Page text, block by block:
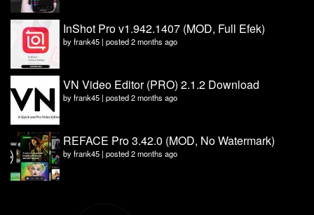
InShot Pro v1.942.1407 (MOD, Full Efek)
byfrank45 | posted 2 months ago
VN Video Editor (PRO) 2.1.2 Download
byfrank45 | posted 2 months ago
REFACE Pro 3.42.0 (MOD, No Watermark)
byfrank45 | posted 2 months ago